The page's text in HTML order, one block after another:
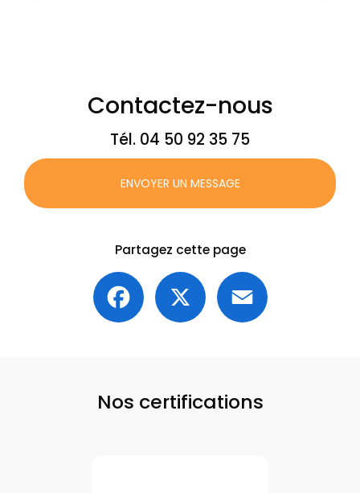
Contactez-nous
Tél. 04 50 92 35 75
ENVOYER UN MESSAGE
Partagez cette page
Facebook
Nos certifications